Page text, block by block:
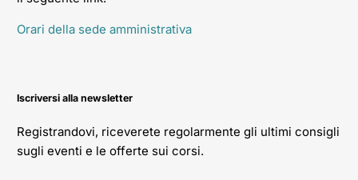
Orari della sede amministrativa
Iscriversi alla newsletter
Registrandovi, riceverete regolarmente gli ultimi consigli
sugli eventi e le offerte sui corsi.